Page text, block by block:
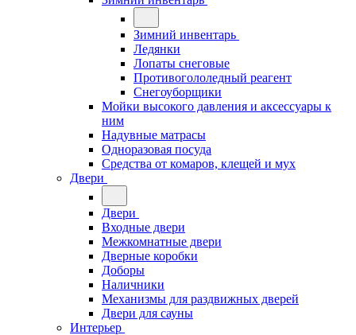
Зимний инвентарь
Ледянки
Лопаты снеговые
Противогололедный реагент
Снегоуборщики
Мойки высокого давления и аксессуары к
ним
Надувные матрасы
Одноразовая посуда
Средства от комаров, клещей и мух
Двери
Двери
Входные двери
Межкомнатные двери
Дверные коробки
Доборы
Наличники
Механизмы для раздвижных дверей
Двери для сауны
Интерьер